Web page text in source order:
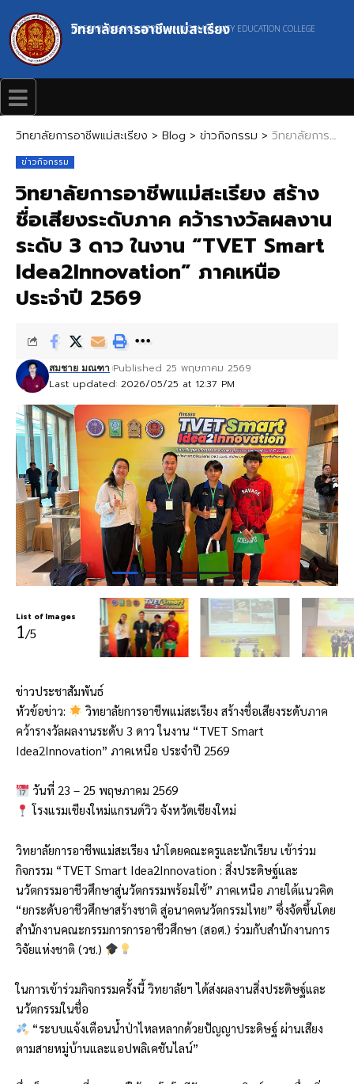
วิทยาลัยการอาชีพแม่สะเรียง
MAESARIANG INDUSTRIAL AND COMMUNITY EDUCATION COLLEGE
วิทยาลัยการอาชีพแม่สะเรียง > Blog > ข่าวกิจกรรม > วิทยาลัยการอาชีพแม่สะเรียง สร้างชื่อเสียงระดับภาค คว้ารางวัลผลงานระดับ 3 ดาว ในงาน “TVET Smart Idea2Innovation” ภาคเหนือ ประจำปี 2569
ข่าวกิจกรรม
วิทยาลัยการอาชีพแม่สะเรียง สร้าง
ชื่อเสียงระดับภาค คว้ารางวัลผลงาน
ระดับ 3 ดาว ในงาน “TVET Smart
Idea2Innovation” ภาคเหนือ
ประจำปี 2569
Last updated: 2026/05/25 at 12:37 PM
สมชาย มณฑา Published 25 พฤษภาคม 2569
List of Images
1/5
ข่าวประชาสัมพันธ์
หัวข้อข่าว:
วิทยาลัยการอาชีพแม่สะเรียง สร้างชื่อเสียงระดับภาค
คว้ารางวัลผลงานระดับ 3 ดาว ในงาน “TVET Smart
Idea2Innovation” ภาคเหนือ ประจำปี 2569
วันที่ 23 – 25 พฤษภาคม 2569
โรงแรมเชียงใหม่แกรนด์วิว จังหวัดเชียงใหม่
วิทยาลัยการอาชีพแม่สะเรียง นำโดยคณะครูและนักเรียน เข้าร่วม
กิจกรรม “TVET Smart Idea2Innovation : สิ่งประดิษฐ์และ
นวัตกรรมอาชีวศึกษาสู่นวัตกรรมพร้อมใช้” ภาคเหนือ ภายใต้แนวคิด
“ยกระดับอาชีวศึกษาสร้างชาติ สู่อนาคตนวัตกรรมไทย” ซึ่งจัดขึ้นโดย
สำนักงานคณะกรรมการการอาชีวศึกษา (สอศ.) ร่วมกับสำนักงานการ
วิจัยแห่งชาติ (วช.)
ในการเข้าร่วมกิจกรรมครั้งนี้ วิทยาลัยฯ ได้ส่งผลงานสิ่งประดิษฐ์และ
นวัตกรรมในชื่อ
“ระบบแจ้งเตือนน้ำป่าไหลหลากด้วยปัญญาประดิษฐ์ ผ่านเสียง
ตามสายหมู่บ้านและแอปพลิเคชันไลน์”